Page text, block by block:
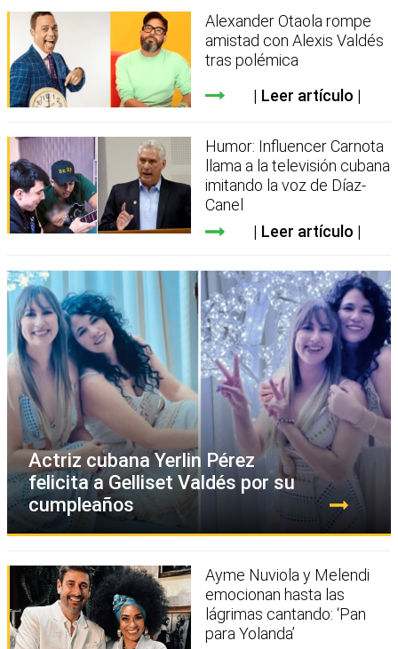
Alexander Otaola rompe
amistad con Alexis Valdés
tras polémica
Leer artículo
Humor: Influencer Carnota
llama a la televisión cubana
imitando la voz de Díaz-
Canel
Leer artículo
Actriz cubana Yerlin Pérez
felicita a Gelliset Valdés por su
cumpleaños
Ayme Nuviola y Melendi
emocionan hasta las
lágrimas cantando: ‘Pan
para Yolanda’